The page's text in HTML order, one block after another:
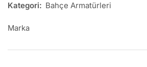
Kategori: Bahçe Armatürleri
Marka